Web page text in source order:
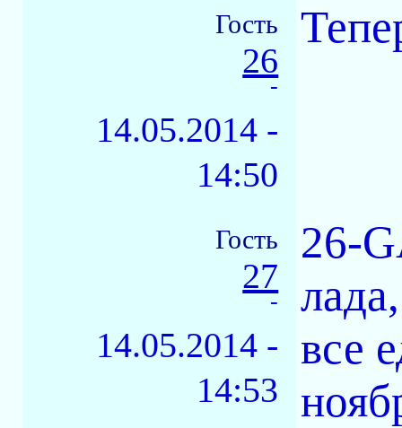
Гость
26
-
14.05.2014 -
14:50
Гость
27
-
14.05.2014 -
14:53
26-
все